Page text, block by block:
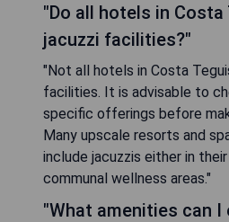
"Do all hotels in
jacuzzi facilities?"
"Not all hotels in Costa
facilities. It is advisable to
specific offerings before
Many upscale resorts and
include jacuzzis either in
communal wellness areas."
"What amenities can I